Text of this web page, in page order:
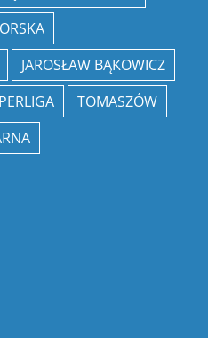
JAROSŁAW BĄKOWICZ
TOMASZÓW